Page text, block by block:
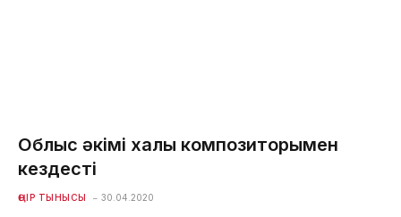
Облыс әкімі халық композиторымен
кездесті
ӨҢІР ТЫНЫСЫ 30.04.2020